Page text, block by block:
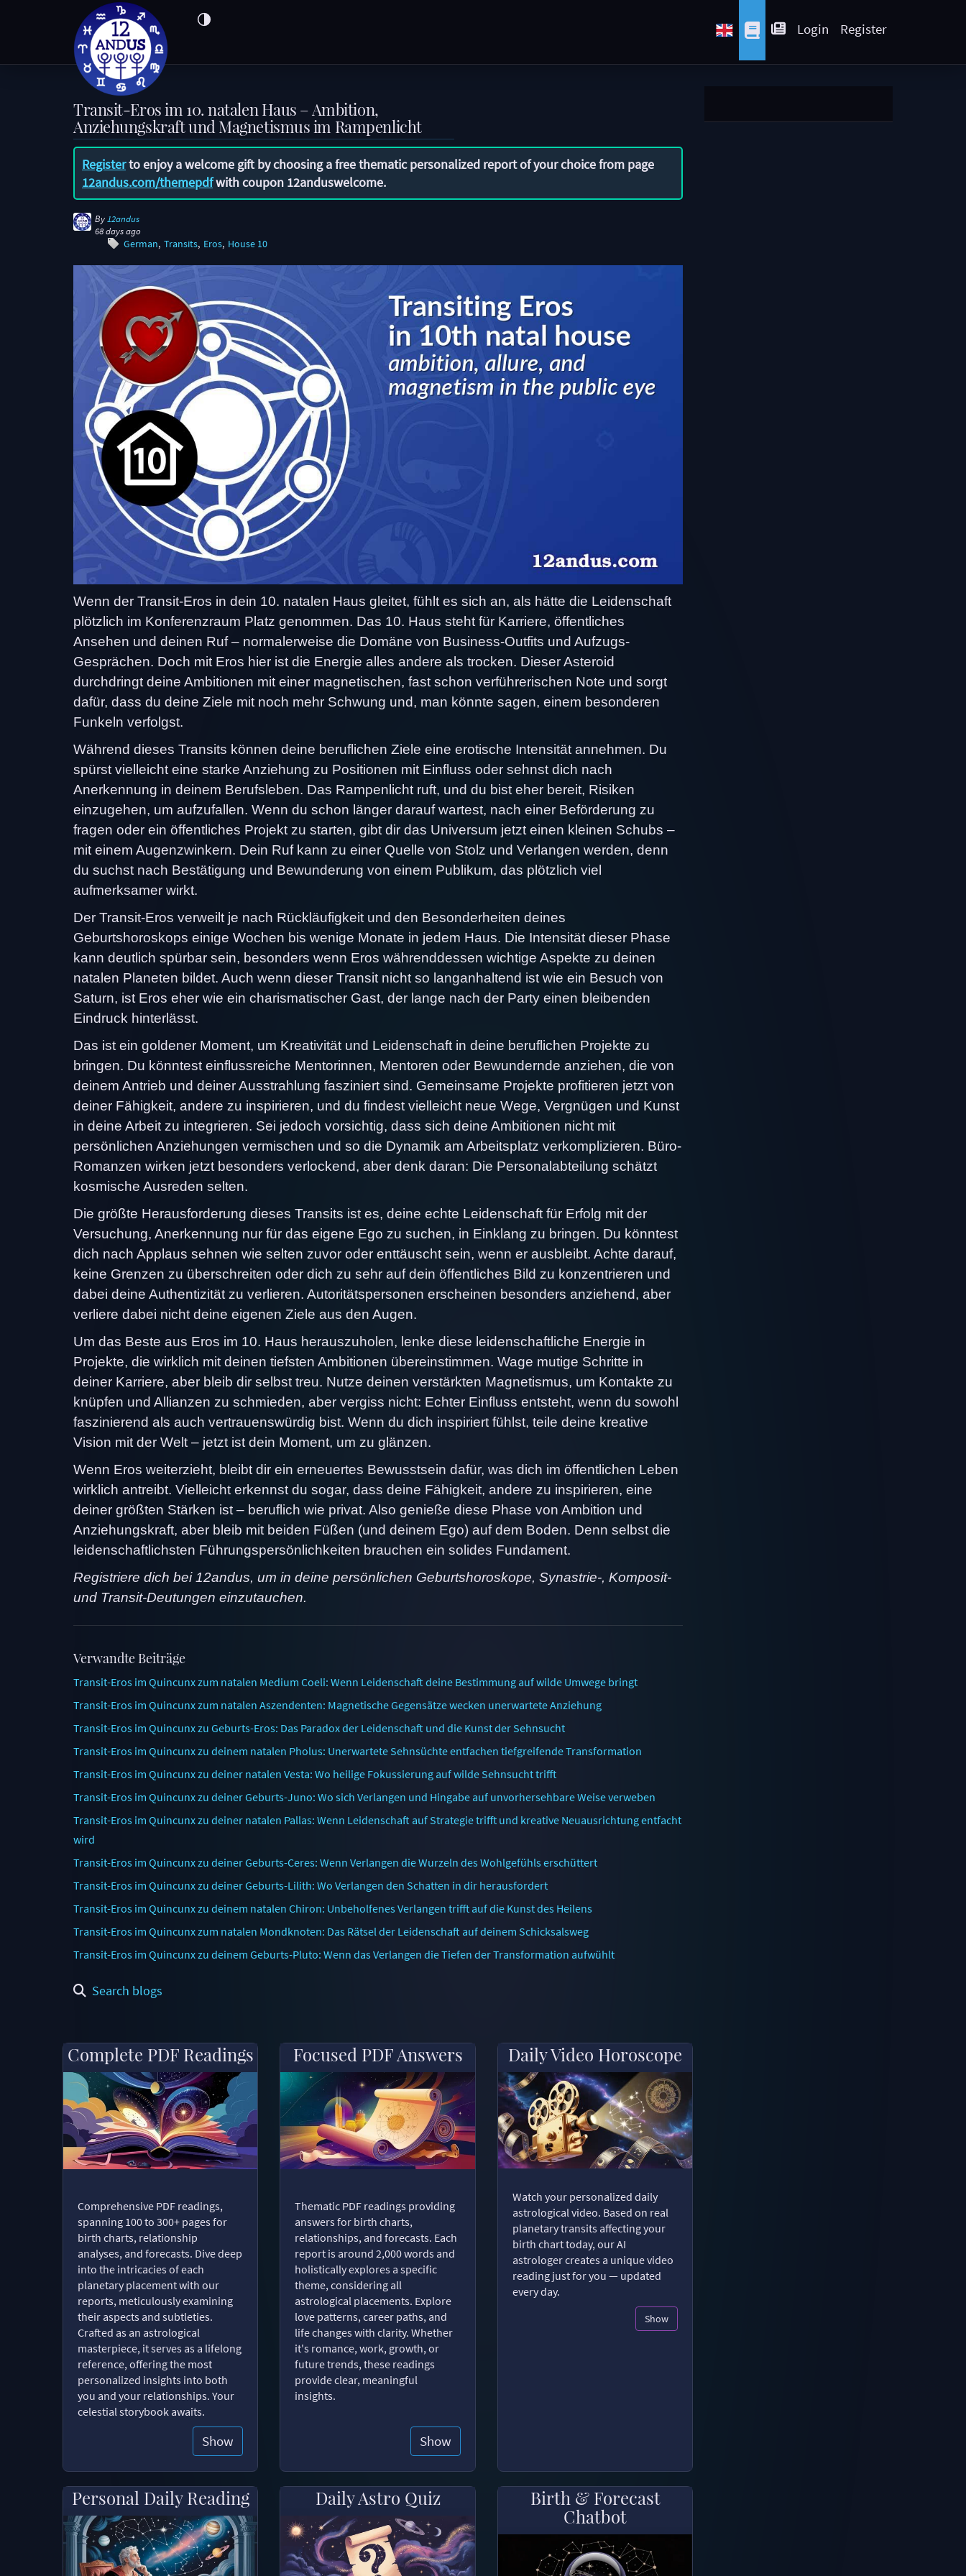
Login Register
Transit-Eros im 10. natalen Haus – Ambition,
Anziehungskraft und Magnetismus im Rampenlicht
Registerto enjoy a welcome gift by choosing a free thematic personalized report of your choice from page
12andus.com/themepdfwith coupon 12anduswelcome.
By 12andus
68 days ago
German Transits Eros House 10
Wenn der Transit-Eros in dein 10. natalen Haus gleitet, fühlt es sich an, als hätte die Leidenschaft
plötzlich im Konferenzraum Platz genommen. Das 10. Haus steht für Karriere, öffentliches
Ansehen und deinen Ruf – normalerweise die Domäne von Business-Outfits und Aufzugs-
Gesprächen. Doch mit Eros hier ist die Energie alles andere als trocken. Dieser Asteroid
durchdringt deine Ambitionen mit einer magnetischen, fast schon verführerischen Note und sorgt
dafür, dass du deine Ziele mit noch mehr Schwung und, man könnte sagen, einem besonderen
Funkeln verfolgst.
Während dieses Transits können deine beruflichen Ziele eine erotische Intensität annehmen. Du
spürst vielleicht eine starke Anziehung zu Positionen mit Einfluss oder sehnst dich nach
Anerkennung in deinem Berufsleben. Das Rampenlicht ruft, und du bist eher bereit, Risiken
einzugehen, um aufzufallen. Wenn du schon länger darauf wartest, nach einer Beförderung zu
fragen oder ein öffentliches Projekt zu starten, gibt dir das Universum jetzt einen kleinen Schubs –
mit einem Augenzwinkern. Dein Ruf kann zu einer Quelle von Stolz und Verlangen werden, denn
du suchst nach Bestätigung und Bewunderung von einem Publikum, das plötzlich viel
aufmerksamer wirkt.
Der Transit-Eros verweilt je nach Rückläufigkeit und den Besonderheiten deines
Geburtshoroskops einige Wochen bis wenige Monate in jedem Haus. Die Intensität dieser Phase
kann deutlich spürbar sein, besonders wenn Eros währenddessen wichtige Aspekte zu deinen
natalen Planeten bildet. Auch wenn dieser Transit nicht so langanhaltend ist wie ein Besuch von
Saturn, ist Eros eher wie ein charismatischer Gast, der lange nach der Party einen bleibenden
Eindruck hinterlässt.
Das ist ein goldener Moment, um Kreativität und Leidenschaft in deine beruflichen Projekte zu
bringen. Du könntest einflussreiche Mentorinnen, Mentoren oder Bewundernde anziehen, die von
deinem Antrieb und deiner Ausstrahlung fasziniert sind. Gemeinsame Projekte profitieren jetzt von
deiner Fähigkeit, andere zu inspirieren, und du findest vielleicht neue Wege, Vergnügen und Kunst
in deine Arbeit zu integrieren. Sei jedoch vorsichtig, dass sich deine Ambitionen nicht mit
persönlichen Anziehungen vermischen und so die Dynamik am Arbeitsplatz verkomplizieren. Büro-
Romanzen wirken jetzt besonders verlockend, aber denk daran: Die Personalabteilung schätzt
kosmische Ausreden selten.
Die größte Herausforderung dieses Transits ist es, deine echte Leidenschaft für Erfolg mit der
Versuchung, Anerkennung nur für das eigene Ego zu suchen, in Einklang zu bringen. Du könntest
dich nach Applaus sehnen wie selten zuvor oder enttäuscht sein, wenn er ausbleibt. Achte darauf,
keine Grenzen zu überschreiten oder dich zu sehr auf dein öffentliches Bild zu konzentrieren und
dabei deine Authentizität zu verlieren. Autoritätspersonen erscheinen besonders anziehend, aber
verliere dabei nicht deine eigenen Ziele aus den Augen.
Um das Beste aus Eros im 10. Haus herauszuholen, lenke diese leidenschaftliche Energie in
Projekte, die wirklich mit deinen tiefsten Ambitionen übereinstimmen. Wage mutige Schritte in
deiner Karriere, aber bleib dir selbst treu. Nutze deinen verstärkten Magnetismus, um Kontakte zu
knüpfen und Allianzen zu schmieden, aber vergiss nicht: Echter Einfluss entsteht, wenn du sowohl
faszinierend als auch vertrauenswürdig bist. Wenn du dich inspiriert fühlst, teile deine kreative
Vision mit der Welt – jetzt ist dein Moment, um zu glänzen.
Wenn Eros weiterzieht, bleibt dir ein erneuertes Bewusstsein dafür, was dich im öffentlichen Leben
wirklich antreibt. Vielleicht erkennst du sogar, dass deine Fähigkeit, andere zu inspirieren, eine
deiner größten Stärken ist – beruflich wie privat. Also genieße diese Phase von Ambition und
Anziehungskraft, aber bleib mit beiden Füßen (und deinem Ego) auf dem Boden. Denn selbst die
leidenschaftlichsten Führungspersönlichkeiten brauchen ein solides Fundament.
Registriere dich bei 12andus, um in deine persönlichen Geburtshoroskope, Synastrie-, Komposit-
und Transit-Deutungen einzutauchen.
Verwandte Beiträge
Transit-Eros im Quincunx zum natalen Medium Coeli: Wenn Leidenschaft deine Bestimmung auf wilde Umwege bringt
Transit-Eros im Quincunx zum natalen Aszendenten: Magnetische Gegensätze wecken unerwartete Anziehung
Transit-Eros im Quincunx zu Geburts-Eros: Das Paradox der Leidenschaft und die Kunst der Sehnsucht
Transit-Eros im Quincunx zu deinem natalen Pholus: Unerwartete Sehnsüchte entfachen tiefgreifende Transformation
Transit-Eros im Quincunx zu deiner natalen Vesta: Wo heilige Fokussierung auf wilde Sehnsucht trifft
Transit-Eros im Quincunx zu deiner Geburts-Juno: Wo sich Verlangen und Hingabe auf unvorhersehbare Weise verweben
Transit-Eros im Quincunx zu deiner natalen Pallas: Wenn Leidenschaft auf Strategie trifft und kreative Neuausrichtung entfacht
wird
Transit-Eros im Quincunx zu deiner Geburts-Ceres: Wenn Verlangen die Wurzeln des Wohlgefühls erschüttert
Transit-Eros im Quincunx zu deiner Geburts-Lilith: Wo Verlangen den Schatten in dir herausfordert
Transit-Eros im Quincunx zu deinem natalen Chiron: Unbeholfenes Verlangen trifft auf die Kunst des Heilens
Transit-Eros im Quincunx zum natalen Mondknoten: Das Rätsel der Leidenschaft auf deinem Schicksalsweg
Transit-Eros im Quincunx zu deinem Geburts-Pluto: Wenn das Verlangen die Tiefen der Transformation aufwühlt
Search blogs
Complete PDF Readings
Comprehensive PDF readings,
spanning 100 to 300+ pages for
birth charts, relationship
analyses, and forecasts. Dive deep
into the intricacies of each
planetary placement with our
reports, meticulously examining
their aspects and subtleties.
Crafted as an astrological
masterpiece, it serves as a lifelong
reference, offering the most
personalized insights into both
you and your relationships. Your
celestial storybook awaits.
Show
Focused PDF Answers
Thematic PDF readings providing
answers for birth charts,
relationships, and forecasts. Each
report is around 2,000 words and
holistically explores a specific
theme, considering all
astrological placements. Explore
love patterns, career paths, and
life changes with clarity. Whether
it's romance, work, growth, or
future trends, these readings
provide clear, meaningful
insights.
Show
Daily Video Horoscope
Watch your personalized daily
astrological video. Based on real
planetary transits affecting your
birth chart today, our AI
astrologer creates a unique video
reading just for you — updated
every day.
Show
Personal Daily Reading Daily Astro Quiz
Birth & Forecast
Chatbot